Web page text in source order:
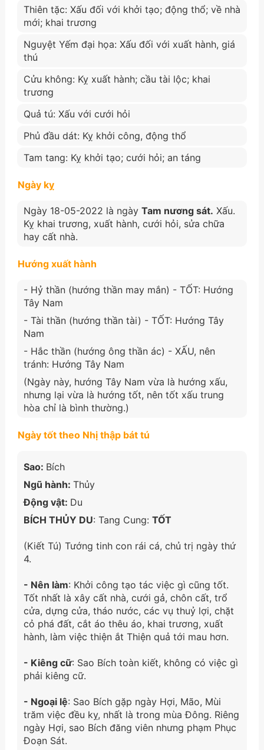
Thiên tặc: Xấu đối với khởi tạo; động thổ; về nhà
mới; khai trương
Nguyệt Yếm đại họa: Xấu đối với xuất hành, giá
thú
Cửu không: Kỵ xuất hành; cầu tài lộc; khai
trương
Quả tú: Xấu với cưới hỏi
Phủ đầu dát: Kỵ khởi công, động thổ
Tam tang: Kỵ khởi tạo; cưới hỏi; an táng
Ngày kỵ
Ngày 18-05-2022 là ngày Tam nương sát. Xấu.
Kỵ khai trương, xuất hành, cưới hỏi, sửa chữa
hay cất nhà.
Hướng xuất hành
- Hỷ thần (hướng thần may mắn) - TỐT: Hướng
Tây Nam
- Tài thần (hướng thần tài) - TỐT: Hướng Tây
Nam
- Hắc thần (hướng ông thần ác) - XẤU, nên
tránh: Hướng Tây Nam
(Ngày này, hướng Tây Nam vừa là hướng xấu,
nhưng lại vừa là hướng tốt, nên tốt xấu trung
hòa chỉ là bình thường.)
Ngày tốt theo Nhị thập bát tú
Sao: Bích
Ngũ hành: Thủy
Động vật: Du
BÍCH THỦY DU: Tang Cung: TỐT
(Kiết Tú) Tướng tinh con rái cá, chủ trị ngày thứ
4.
- Nên làm: Khởi công tạo tác việc gì cũng tốt.
Tốt nhất là xây cất nhà, cưới gả, chôn cất, trổ
cửa, dựng cửa, tháo nước, các vụ thuỷ lợi, chặt
cỏ phá đất, cắt áo thêu áo, khai trương, xuất
hành, làm việc thiện ắt Thiện quả tới mau hơn.
- Kiêng cữ: Sao Bích toàn kiết, không có việc gì
phải kiêng cữ.
- Ngoại lệ: Sao Bích gặp ngày Hợi, Mão, Mùi
trăm việc đều kỵ, nhất là trong mùa Đông. Riêng
ngày Hợi, sao Bích đăng viên nhưng phạm Phục
Đoạn Sát.